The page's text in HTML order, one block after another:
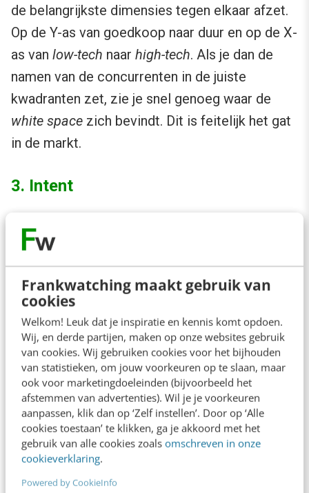
Frankwatching maakt gebruik van
cookies
Welkom! Leuk dat je inspiratie en kennis komt opdoen.
Wij, en derde partijen, maken op onze websites gebruik
van cookies. Wij gebruiken cookies voor het bijhouden
van statistieken, om jouw voorkeuren op te slaan, maar
ook voor marketingdoeleinden (bijvoorbeeld het
afstemmen van advertenties). Wil je je voorkeuren
aanpassen, klik dan op ‘Zelf instellen’. Door op ‘Alle
cookies toestaan’ te klikken, ga je akkoord met het
gebruik van alle cookies zoals omschreven in onze
cookieverklaring.
Powered by CookieInfo
de belangrijkste dimensies tegen elkaar afzet.
Op de Y-as van goedkoop naar duur en op de X-
as van low-tech naar high-tech. Als je dan de
namen van de concurrenten in de juiste
kwadranten zet, zie je snel genoeg waar de
white space zich bevindt. Dit is feitelijk het gat
in de markt.
3. Intent
Nu je in de vorige twee stappen te weten bent
gekomen waar de behoeftes van klanten en
andere stakeholders liggen, kun je in deintent-
fase gaan omschrijven wat het design precies
moet opleveren. Dit wordt via een
‘intentieverklaring’ vastgelegd en moet aan drie
voorwaarden voldoen:
Compact en helder: simpel te snappen en
goed te onthouden.
Praktisch: het nieuwe design moet wel
probleemoplossend zijn.
Beperkend maar niet beklemmend: de